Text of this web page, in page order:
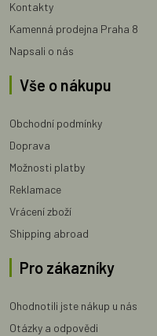
Kontakty
Kamenná prodejna Praha 8
Napsali o nás
Vše o nákupu
Obchodní podmínky
Doprava
Možnosti platby
Reklamace
Vrácení zboží
Shipping abroad
Pro zákazníky
Ohodnotili jste nákup u nás
Otázky a odpovědi